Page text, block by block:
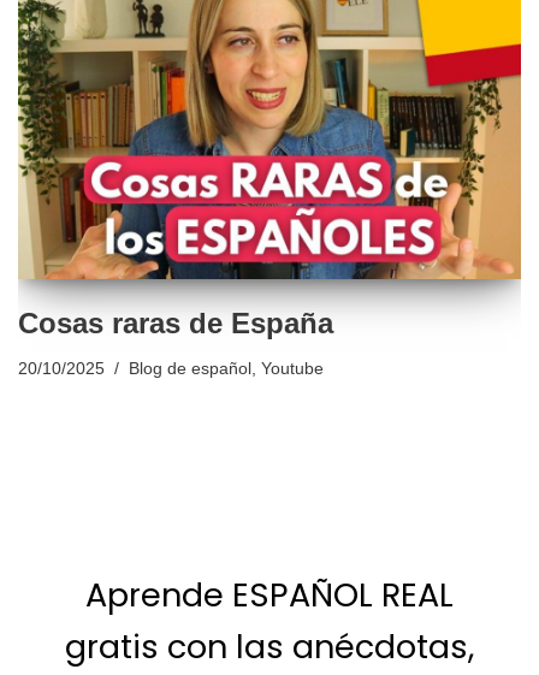
Cosas raras de España
20/10/2025 Blog de español Youtube
Aprende ESPAÑOL REAL
gratis con las anécdotas,